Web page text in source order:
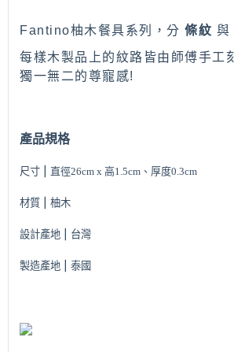
Fantino柚木餐具系列，分 條紋 與
每樣木製品上的紋路皆由師傅手工
獨一無二的尊寵感!
產品規格
尺寸 ⎮ 直徑26cm x 高1.5cm、厚度0.3cm
材質 ⎮ 柚木
設計產地 ⎮ 台灣
製造產地 ⎮ 泰國